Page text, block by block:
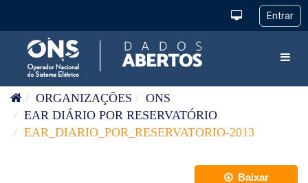
ORGANIZAÇÕES
ONS
EAR DIÁRIO POR RESERVATÓRIO
EAR_DIARIO_POR_RESERVATORIO-2013
Baixar